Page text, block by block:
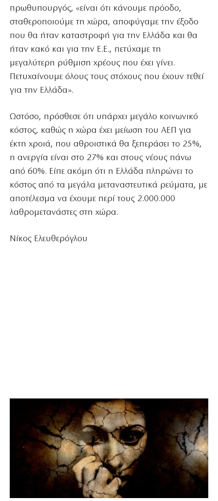
πρωθυπουργός, «είναι ότι κάνουμε πρόοδο,
σταθεροποιούμε τη χώρα, αποφύγαμε την έξοδο
που θα ήταν καταστροφή για την Ελλάδα και θα
ήταν κακό και για την Ε.Ε., πετύχαμε τη
μεγαλύτερη ρύθμιση χρέους που έχει γίνει.
Πετυχαίνουμε όλους τους στόχους που έχουν τεθεί
για την Ελλάδα».
Ωστόσο, πρόσθεσε ότι υπάρχει μεγάλο κοινωνικό
κόστος, καθώς η χώρα έχει μείωση του ΑΕΠ για
έκτη χροιά, που αθροιστικά θα ξεπεράσει το 25%,
η ανεργία είναι στο 27% και στους νέους πάνω
από 60%. Είπε ακόμη ότι η Ελλάδα πληρώνει το
κόστος από τα μεγάλα μεταναστευτικά ρεύματα, με
αποτέλεσμα να έχουμε περί τους 2.000.000
λαθρομετανάστες στη χώρα.
Νίκος Ελευθερόγλου